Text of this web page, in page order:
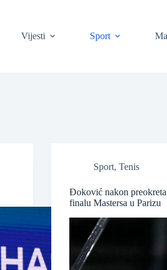
Vijesti
Sport
Sport,Tenis
Đoković nakon
finalu Mastersa u Parizu